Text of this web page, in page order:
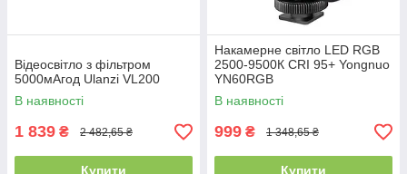
Відеосвітло з фільтром
5000мАгод Ulanzi VL200
В наявності
1 839 ₴ 2 482,65 ₴
Купити
Накамерне світло LED RGB
2500-9500К CRI 95+ Yongnuo
YN60RGB
В наявності
999 ₴ 1 348,65 ₴
Купити